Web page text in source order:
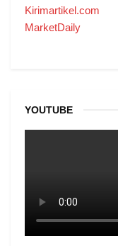
Kirimartikel.com
MarketDaily
YOUTUBE